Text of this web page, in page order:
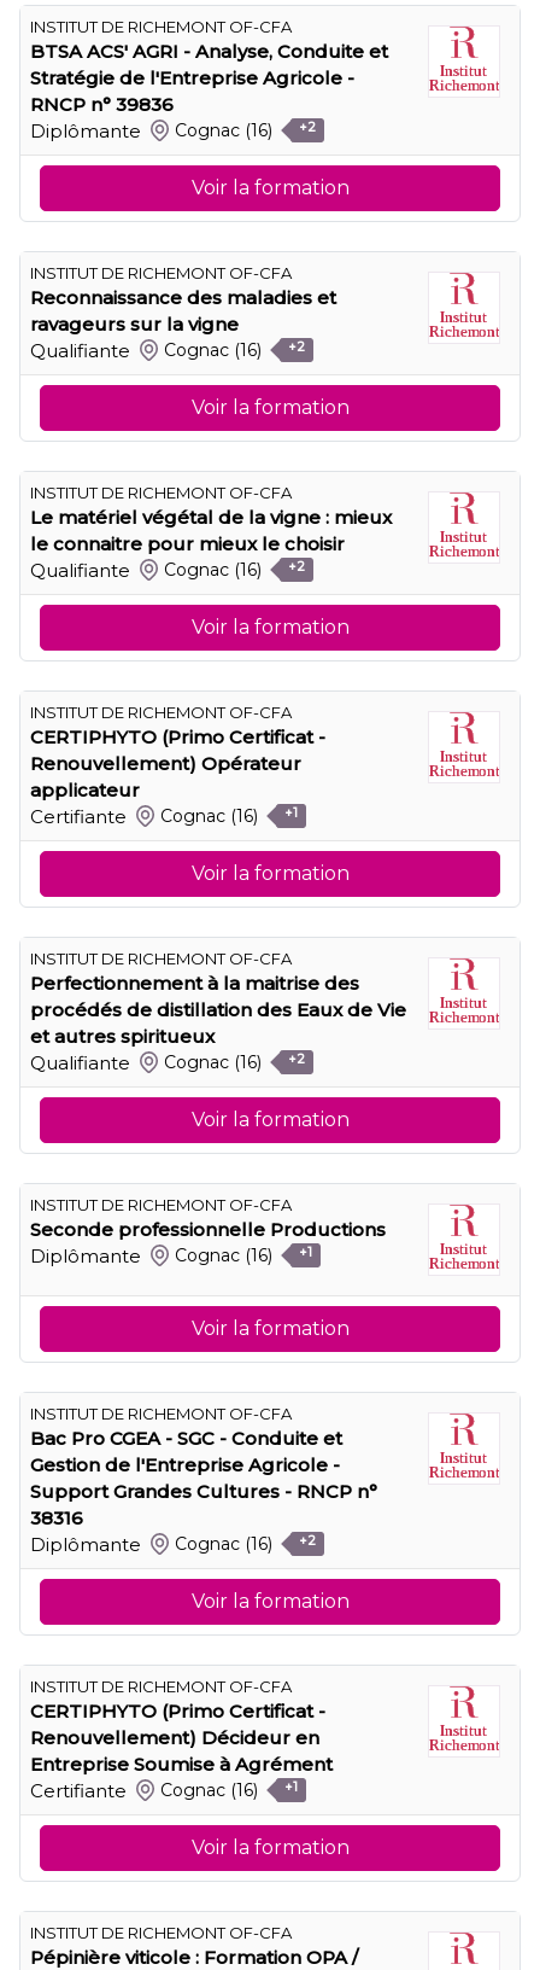
INSTITUT DE RICHEMONT OF-CFA
BTSA ACS' AGRI - Analyse, Conduite et
Stratégie de l'Entreprise Agricole -
RNCP n° 39836
Diplômante
Cognac (16) +2
Voir la formation
INSTITUT DE RICHEMONT OF-CFA
Reconnaissance des maladies et
ravageurs sur la vigne
Qualifiante
Cognac (16) +2
Voir la formation
INSTITUT DE RICHEMONT OF-CFA
Le matériel végétal de la vigne : mieux
le connaitre pour mieux le choisir
Qualifiante
Cognac (16) +2
Voir la formation
INSTITUT DE RICHEMONT OF-CFA
CERTIPHYTO (Primo Certificat -
Renouvellement) Opérateur
applicateur
Certifiante
Cognac (16) +1
Voir la formation
INSTITUT DE RICHEMONT OF-CFA
Perfectionnement à la maitrise des
procédés de distillation des Eaux de Vie
et autres spiritueux
Qualifiante
Cognac (16) +2
Voir la formation
INSTITUT DE RICHEMONT OF-CFA
Seconde professionnelle Productions
Diplômante
Cognac (16) +1
Voir la formation
INSTITUT DE RICHEMONT OF-CFA
Bac Pro CGEA - SGC - Conduite et
Gestion de l'Entreprise Agricole -
Support Grandes Cultures - RNCP n°
38316
Diplômante
Cognac (16) +2
Voir la formation
INSTITUT DE RICHEMONT OF-CFA
CERTIPHYTO (Primo Certificat -
Renouvellement) Décideur en
Entreprise Soumise à Agrément
Certifiante
Cognac (16) +1
Voir la formation
INSTITUT DE RICHEMONT OF-CFA
Pépinière viticole : Formation OPA /